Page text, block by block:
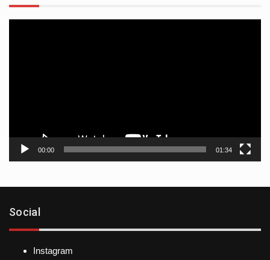
00:00 01:34
Social
Instagram